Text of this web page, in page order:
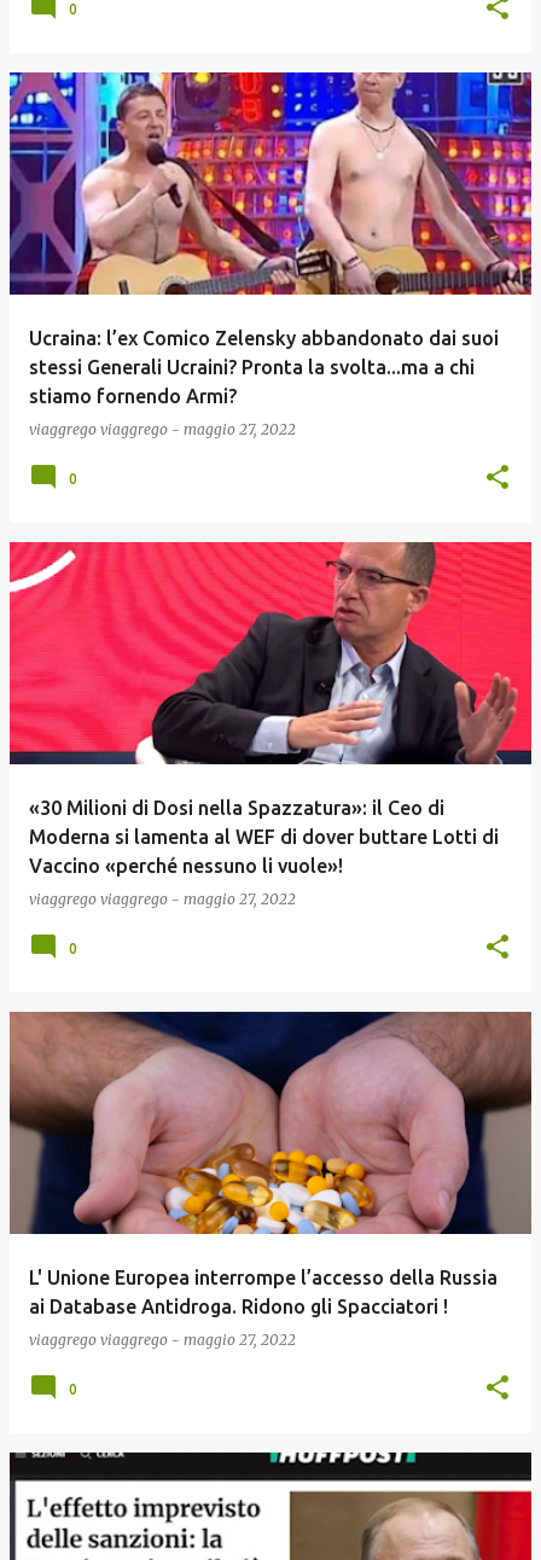
0
Ucraina: l’ex Comico Zelensky abbandonato dai suoi
stessi Generali Ucraini? Pronta la svolta...ma a chi
stiamo fornendo Armi?
viaggrego viaggrego - maggio 27, 2022
0
«30 Milioni di Dosi nella Spazzatura»: il Ceo di
Moderna si lamenta al WEF di dover buttare Lotti di
Vaccino «perché nessuno li vuole»!
viaggrego viaggrego - maggio 27, 2022
0
L' Unione Europea interrompe l’accesso della Russia
ai Database Antidroga. Ridono gli Spacciatori !
viaggrego viaggrego - maggio 27, 2022
0